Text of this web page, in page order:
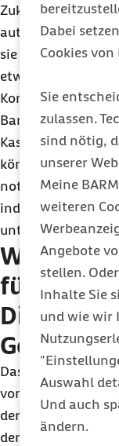
Dabei
Cookies
Sie
zulassen.
sind nötig,
unserer
Meine
weiteren
Angebote
stellen.
Inhalte Sie
und wie wir
Auswahl
Und auch
ändern.
Zukunft dürfen die
automatisiert
sie ihren
etwa auf mögliche
Barmer insgesamt
Kassen ihre
können. Dabei
notwendigen
individualisierte
unterbreiten zu
für
Digitale
Das
sieht
von
der ärztlichen
denn Online-